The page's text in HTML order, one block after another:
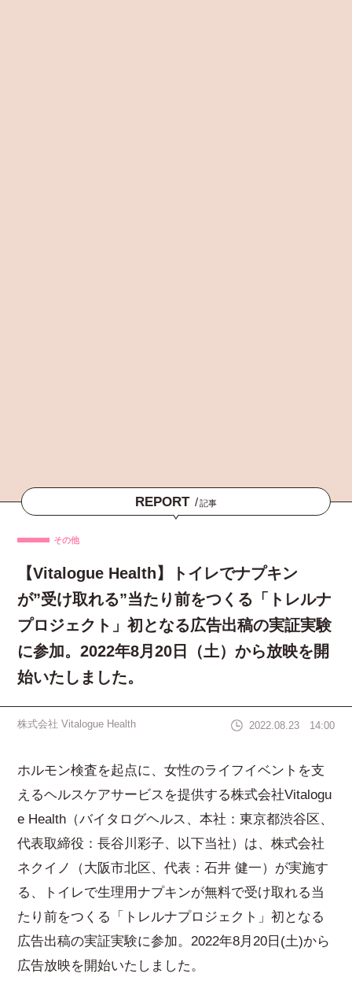
REPORT /記事
その他
【Vitalogue Health】トイレでナプキン
が”受け取れる”当たり前をつくる「トレルナ
プロジェクト」初となる広告出稿の実証実験
に参加。2022年8月20日（土）から放映を開
始いたしました。
株式会社 Vitalogue Health 2022.08.23 14:00
ホルモン検査を起点に、女性のライフイベントを支
えるヘルスケアサービスを提供する株式会社Vitalogu
e Health（バイタログヘルス、本社：東京都渋谷区、
代表取締役：長谷川彩子、以下当社）は、株式会社
ネクイノ（大阪市北区、代表：石井 健一）が実施す
る、トイレで生理用ナプキンが無料で受け取れる当
たり前をつくる「トレルナプロジェクト」初となる
広告出稿の実証実験に参加。2022年8月20日(土)から
広告放映を開始いたしました。